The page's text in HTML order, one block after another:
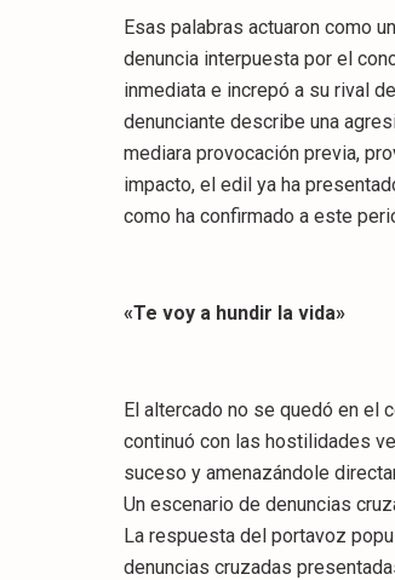
​Esas palabras actuaron como
denuncia interpuesta por el
inmediata e increpó a su rival
denunciante describe una
mediara provocación previa,
impacto, el edil ya ha
como ha confirmado a este
​«Te voy a hundir la vida»
El altercado no se quedó en el
continuó con las hostilidades
suceso y amenazándole
​Un escenario de denuncias
​La respuesta del portavoz
denuncias cruzadas